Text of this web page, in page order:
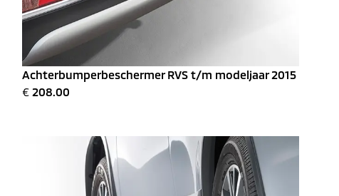
Achterbumperbeschermer RVS t/m modeljaar 2015
€ 208.00